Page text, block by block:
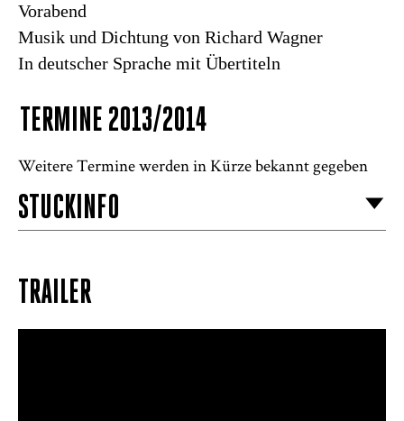
Vorabend
Musik und Dichtung von Richard Wagner
In deutscher Sprache mit Übertiteln
TERMINE 2013/2014
Weitere Termine werden in Kürze bekannt gegeben
STÜCKINFO
TRAILER